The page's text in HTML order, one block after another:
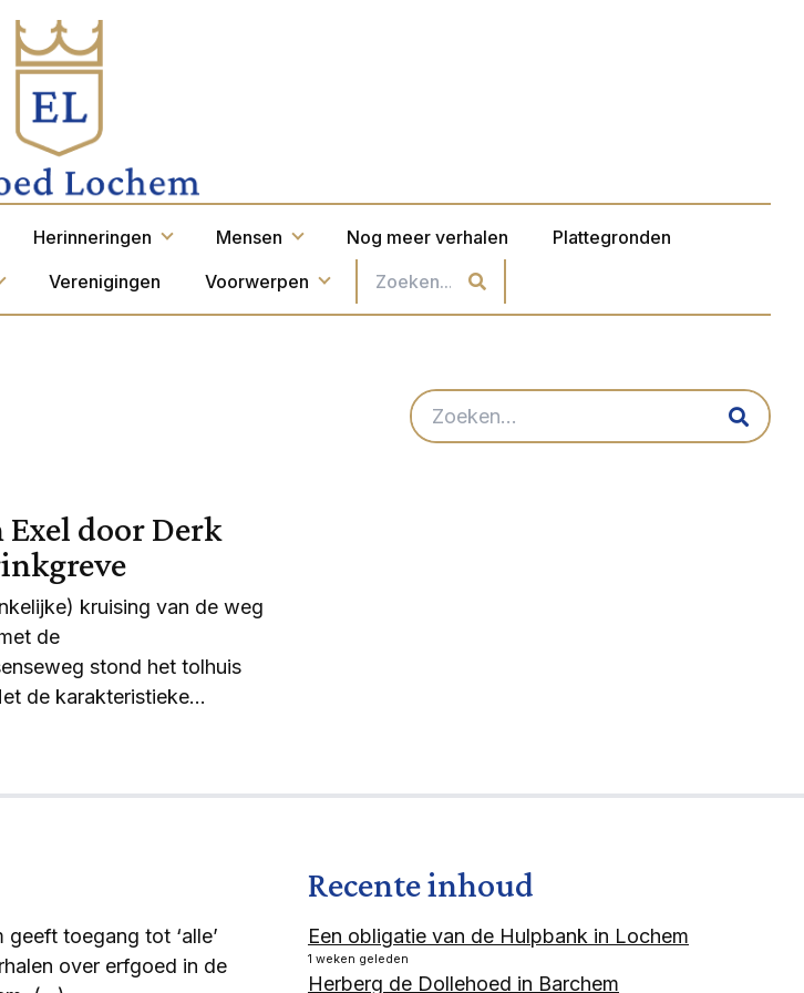
Herinneringen Mensen Nog meer verhalen
Plattegronden
Verenigingen Voorwerpen
door Derk
kruising van de weg
de
stond het tolhuis
de karakteristieke...
toegang tot ‘alle’
over erfgoed in de
Recente inhoud
Een obligatie van de Hulpbank in Lochem
1 weken geleden
Herberg de Dollehoed in Barchem